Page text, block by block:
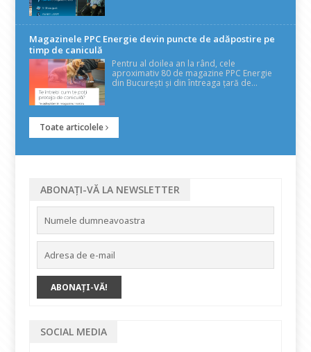
Magazinele PPC Energie devin puncte de adăpostire pe
timp de caniculă
Pentru al doilea an la rând, cele
aproximativ 80 de magazine PPC Energie
din București și din întreaga țară de...
Toate articolele
ABONAȚI-VĂ LA NEWSLETTER
SOCIAL MEDIA